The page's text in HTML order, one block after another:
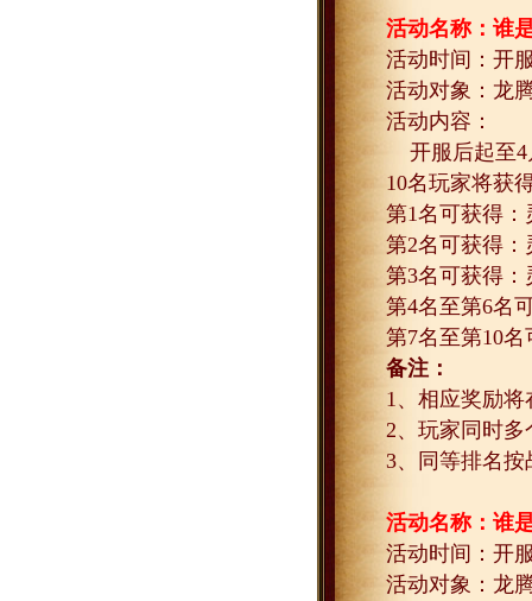
活动名称：谁
活动时间：开
活动对象：龙
活动内容：
开服后起至4
10名玩家将获
第1名可获得：
第2名可获得：
第3名可获得：
第4名至第6名
第7名至第10名
备注：
1、相应奖励
2、玩家同时
3、同等排名
活动名称：谁
活动时间：开
活动对象：龙